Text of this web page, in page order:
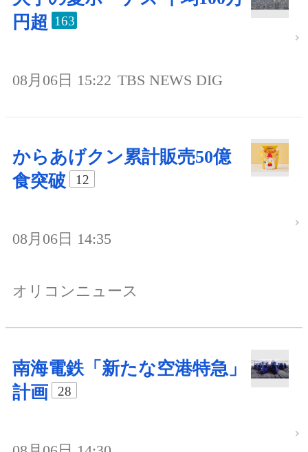
円超 163
08月06日 15:22 TBS NEWS DIG
からあげクン累計販売50億
食突破
12
08月06日 14:35
オリコンニュース
南海電鉄「新たな空港特急」
計画
28